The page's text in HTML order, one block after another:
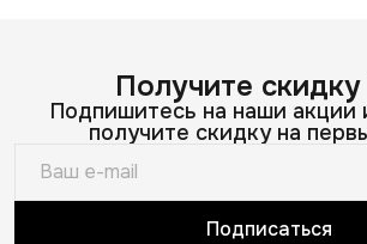
Получите скидку
Подпишитесь на наши акции
получите скидку на
Подписаться